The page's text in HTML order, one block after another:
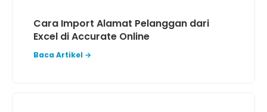
Cara Import Alamat Pelanggan dari
Excel di Accurate Online
Baca Artikel →